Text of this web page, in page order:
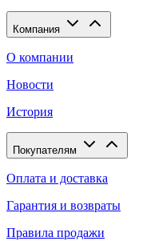
Компания
О компании
Новости
История
Покупателям
Оплата и доставка
Гарантия и возвраты
Правила продажи